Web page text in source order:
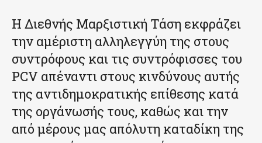
Η Διεθνής Μαρξιστική Τάση εκφράζει
την αμέριστη αλληλεγγύη της στους
συντρόφους και τις συντρόφισσες του
PCV απέναντι στους κινδύνους αυτής
της αντιδημοκρατικής επίθεσης κατά
της οργάνωσής τους, καθώς και την
από μέρους μας απόλυτη καταδίκη της